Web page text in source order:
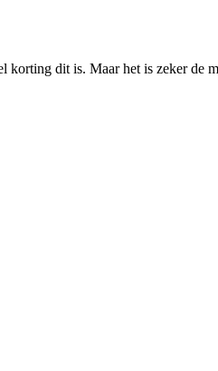
korting dit is. Maar het is zeker de